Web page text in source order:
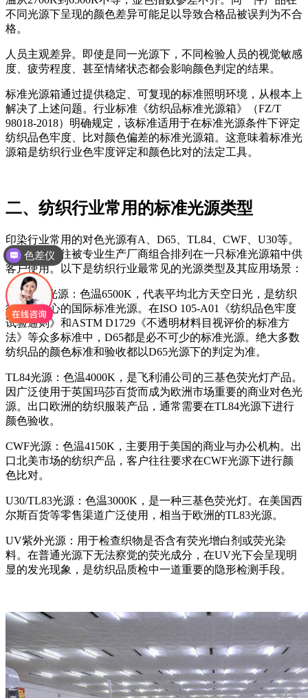
不同光源下呈现的颜色差异可能足以导致合格品被误判为不合
格。
人员主观差异。即使是同一光源下，不同检验人员的视觉敏感
度、疲劳程度、甚至情绪状态都会影响颜色判定的结果。
标准光源箱通过提供稳定、可复现的标准照明环境，从根本上
解决了上述问题。行业标准《纺织品标准光源箱》（FZ/T
98018-2018）明确规定，该标准适用于在标准光源条件下评定
纺织品色牢度、比对颜色偏差的标准光源箱。这意味着标准光
源箱是纺织行业色牢度评定和颜色比对的法定工具。
二、纺织行业常用的标准光源类型
印染行业常用的对色光源有A、D65、TL84、CWF、U30等。
这些光源往往被专业生产厂商组合排列在一只标准光源箱中供
客户使用。以下是纺织行业最常见的光源类型及其应用场景：
D65标准光源：色温6500K，代表平均北方天空日光，是纺织
行业最核心的国际标准光源。在ISO 105-A01《纺织品色牢度
试验通则》和ASTM D1729《不透明材料目视评价的标准方
法》等众多标准中，D65都是必不可少的标准光源。绝大多数
纺织品的颜色标准和验收都以D65光源下的判定为准。
TL84光源：色温4000K，是飞利浦公司的三基色荧光灯产品。
因广泛使用于英国玛莎百货而成为欧洲市场重要的商业对色光
源。出口欧洲的纺织服装产品，通常需要在TL84光源下进行
颜色验收。
CWF光源：色温4150K，主要用于美国的商业与办公机构。出
口北美市场的纺织产品，客户往往要求在CWF光源下进行颜
色比对。
U30/TL83光源：色温3000K，是一种三基色荧光灯。在美国西
尔斯百货等零售渠道广泛使用，相当于欧洲的TL83光源。
UV紫外光源：用于检查织物是否含有荧光增白剂或荧光染
料。在普通光源下无法察觉的荧光成分，在UV光下会呈现明
显的发光现象，是纺织品质检中一道重要的隐形检测手段。
色差仪